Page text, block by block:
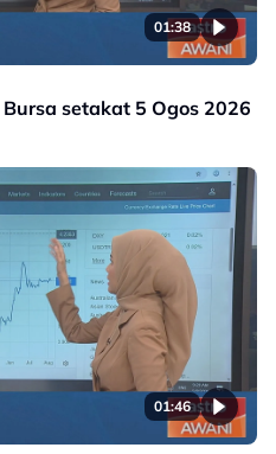
01:38
setakat 5 Ogos 2026
01:46